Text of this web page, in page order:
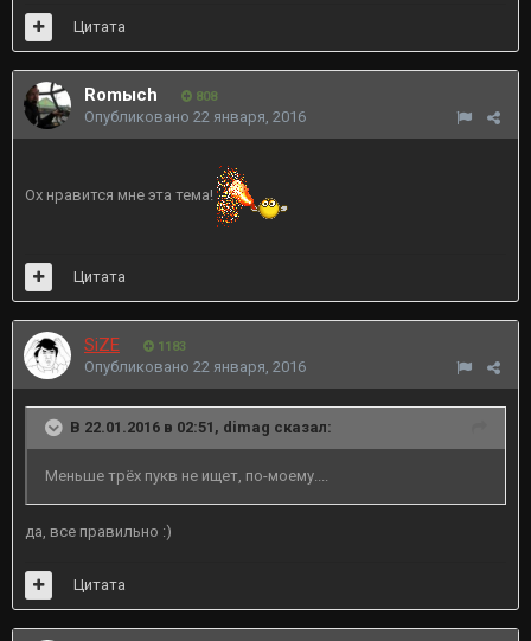
Цитата
Romыch 808
Опубликовано 22 января, 2016
Ох нравится мне эта тема!
Цитата
SiZE 1183
Опубликовано 22 января, 2016
В 22.01.2016 в 02:51, dimag сказал:
Меньше трёх пукв не ищет, по-моему....
да, все правильно :)
Цитата